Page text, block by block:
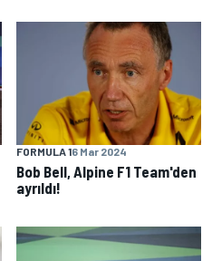
FORMULA 16 Mar 2024
Bob Bell, Alpine F1 Team'den
ayrıldı!